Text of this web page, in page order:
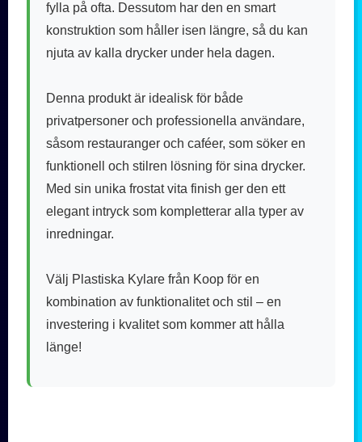
fylla på ofta. Dessutom har den en smart
konstruktion som håller isen längre, så du kan
njuta av kalla drycker under hela dagen.
Denna produkt är idealisk för både
privatpersoner och professionella användare,
såsom restauranger och caféer, som söker en
funktionell och stilren lösning för sina drycker.
Med sin unika frostat vita finish ger den ett
elegant intryck som kompletterar alla typer av
inredningar.
Välj Plastiska Kylare från Koop för en
kombination av funktionalitet och stil – en
investering i kvalitet som kommer att hålla
länge!